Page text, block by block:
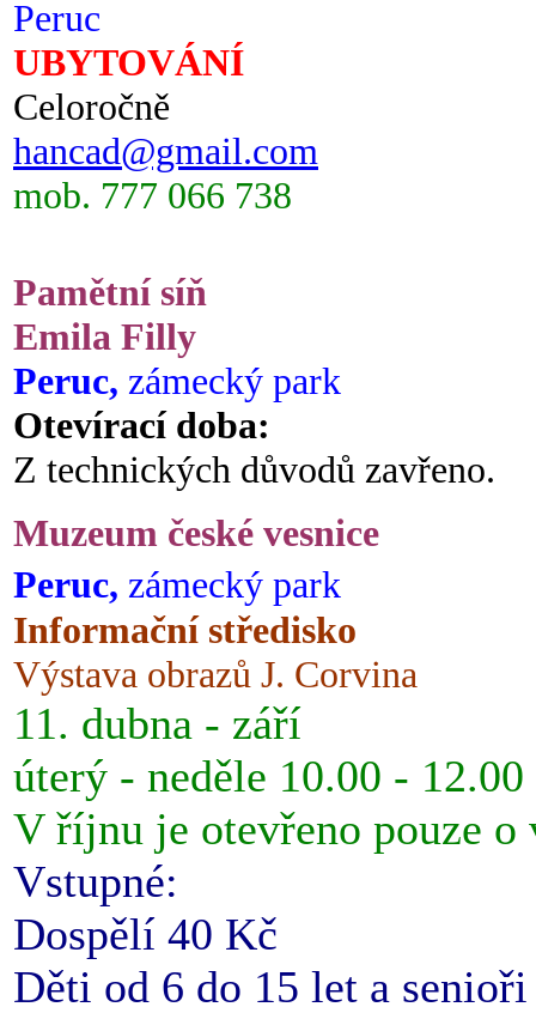
Peruc
UBYTOVÁNÍ
Celoročně
hancad@gmail.com
mob. 777 066 738
Pamětní síň
Emila Filly
Peruc, zámecký park
Otevírací doba:
Z technických důvodů zavřeno.
Muzeum české vesnice
Peruc, zámecký park
Informační středisko
Výstava obrazů J. Corvina
11. dubna - září
úterý - neděle 10.00 -
V říjnu je otevřeno pouze o
Vstupné:
Dospělí 40 Kč
Děti od 6 do 15 let a